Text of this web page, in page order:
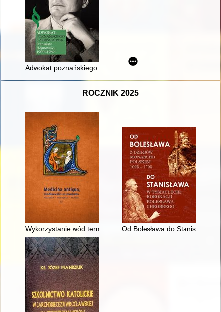
Adwokat poznańskiego czerwca 1956 : Stanisław Hejmowski
ROCZNIK 2025
Wykorzystanie wód termalnych do celów leczniczych w
Od Bolesława do Stanisława